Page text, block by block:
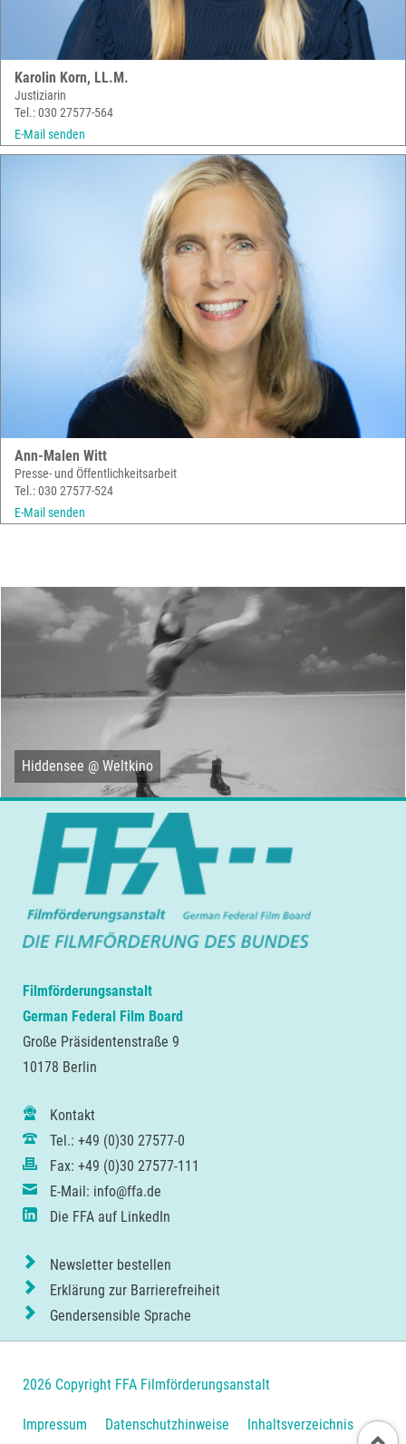
Karolin Korn, LL.M.
Justiziarin
Tel.: 030 27577-564
E-Mail senden
Ann-Malen Witt
Presse- und Öffentlichkeitsarbeit
Tel.: 030 27577-524
E-Mail senden
Hiddensee @ Weltkino
Filmförderungsanstalt
German Federal Film Board
Große Präsidentenstraße 9
10178 Berlin
Kontakt
Tel.: +49 (0)30 27577-0
Fax: +49 (0)30 27577-111
E-Mail: info@ffa.de
Die FFA auf LinkedIn
Newsletter bestellen
Erklärung zur Barrierefreiheit
Gendersensible Sprache
2026 Copyright FFA Filmförderungsanstalt
Navigation
Impressum Datenschutzhinweise Inhaltsverzeichnis Nach